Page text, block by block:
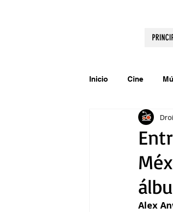
Inicio Cine
Comparte tu
Gastronomía
Alex